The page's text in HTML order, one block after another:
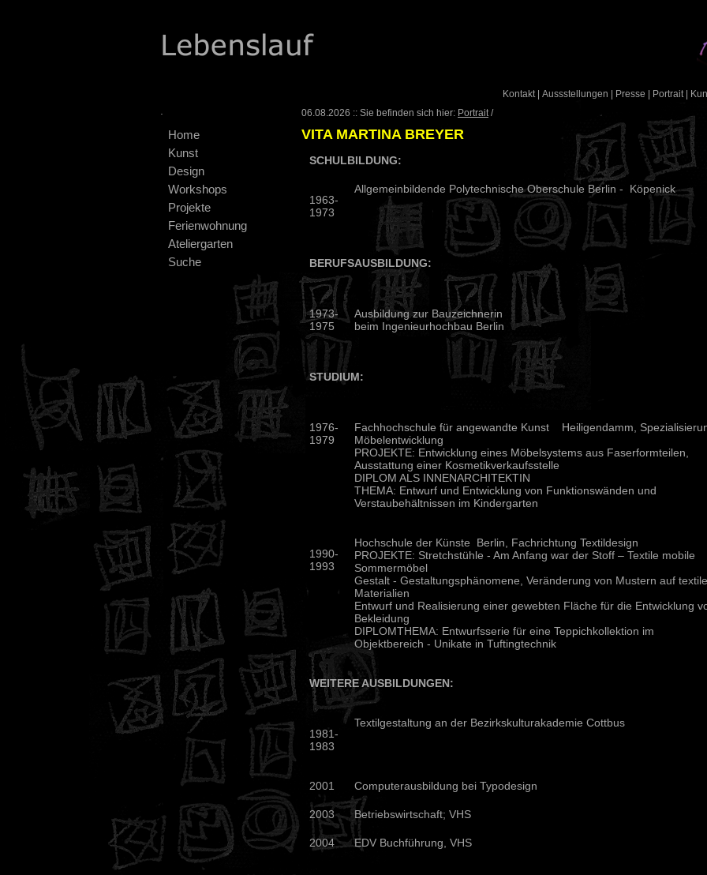
Kontakt| Aussstellungen Presse Portrait|
Home
Kunst
Design
Workshops
Projekte
Ferienwohnung
Ateliergarten
Suche
06.08.2026 :: Sie befinden sich hier: Portrait/
VITA MARTINA BREYER
SCHULBILDUNG:
1963-
1973
Allgemeinbildende Polytechnische Oberschule Berlin - Köpenick
BERUFSAUSBILDUNG:
1973-
1975
Ausbildung zur Bauzeichnerin
beim Ingenieurhochbau Berlin
STUDIUM:
1976-
1979
Fachhochschule für angewandte Kunst Heiligendamm,
Möbelentwicklung
PROJEKTE: Entwicklung eines Möbelsystems aus Faserformteilen,
Ausstattung einer Kosmetikverkaufsstelle
DIPLOM ALS INNENARCHITEKTIN
THEMA: Entwurf und Entwicklung von Funktionswänden und
Verstaubehältnissen im Kindergarten
1990-
1993
Hochschule der Künste Berlin, Fachrichtung Textildesign
PROJEKTE: Stretchstühle - Am Anfang war der Stoff – Textile mobile
Sommermöbel
Gestalt - Gestaltungsphänomene, Veränderung von Mustern auf
Materialien
Entwurf und Realisierung einer gewebten Fläche für die Entwicklung
Bekleidung
DIPLOMTHEMA: Entwurfsserie für eine Teppichkollektion im
Objektbereich - Unikate in Tuftingtechnik
WEITERE AUSBILDUNGEN:
1981-
1983
Textilgestaltung an der Bezirkskulturakademie Cottbus
2001 Computerausbildung bei Typodesign
2003 Betriebswirtschaft; VHS
2004 EDV Buchführung, VHS